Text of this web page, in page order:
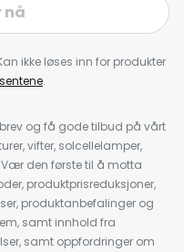
nå
ikke løses inn for produkter
.
og få gode tilbud på vårt
vifter, solcellelamper,
den første til å motta
produktprisreduksjoner,
produktanbefalinger og
samt innhold fra
samt oppfordringer om